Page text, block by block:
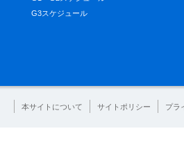
G3スケジュール
本サイトについて サイトポリシー プラ